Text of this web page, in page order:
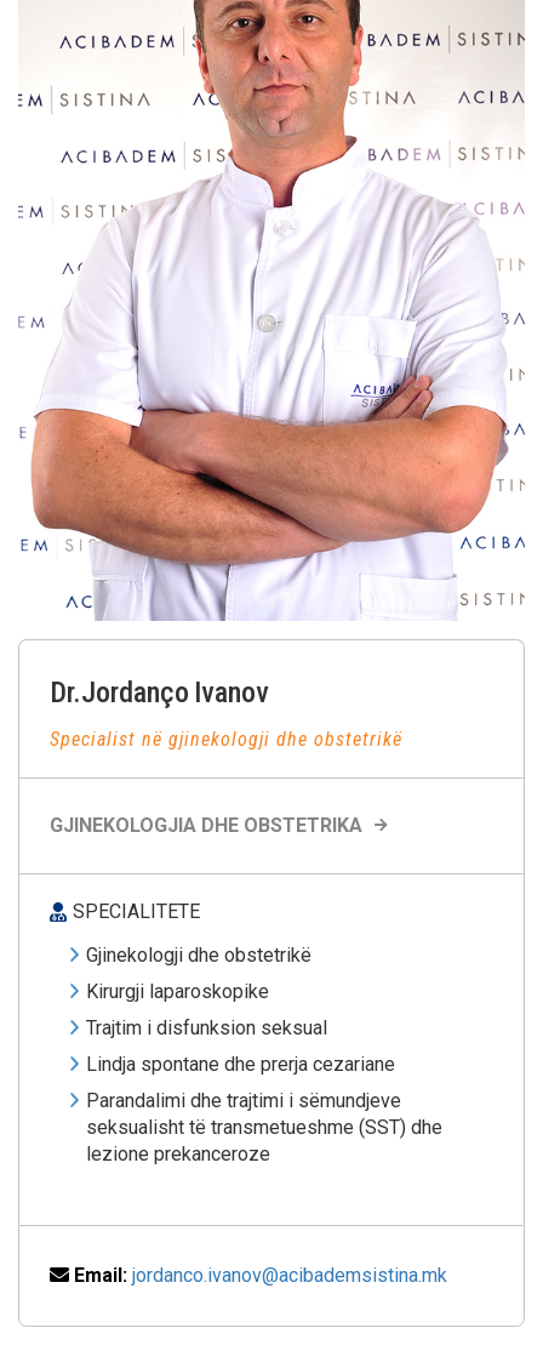
Dr.Jordanço Ivanov
Specialist në gjinekologji dhe obstetrikë
GJINEKOLOGJIA DHE OBSTETRIKA
SPECIALITETE
Gjinekologji dhe obstetrikë
Kirurgji laparoskopike
Trajtim i disfunksion seksual
Lindja spontane dhe prerja cezariane
Parandalimi dhe trajtimi i sëmundjeve
seksualisht të transmetueshme (SST) dhe
lezione prekanceroze
Email: jordanco.ivanov@acibademsistina.mk